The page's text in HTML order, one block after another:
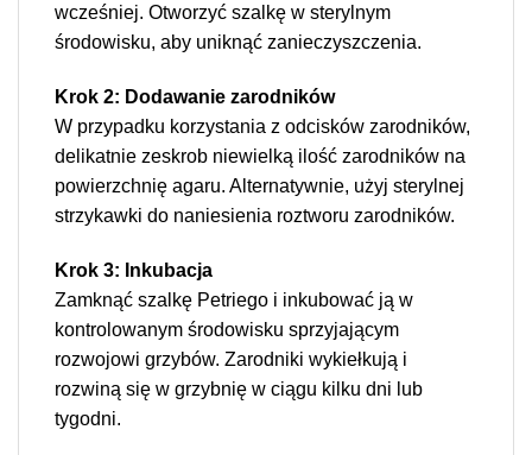
wcześniej. Otworzyć szalkę w sterylnym
środowisku, aby uniknąć zanieczyszczenia.
Krok 2: Dodawanie zarodników
W przypadku korzystania z odcisków zarodników,
delikatnie zeskrob niewielką ilość zarodników na
powierzchnię agaru. Alternatywnie, użyj sterylnej
strzykawki do naniesienia roztworu zarodników.
Krok 3: Inkubacja
Zamknąć szalkę Petriego i inkubować ją w
kontrolowanym środowisku sprzyjającym
rozwojowi grzybów. Zarodniki wykiełkują i
rozwiną się w grzybnię w ciągu kilku dni lub
tygodni.